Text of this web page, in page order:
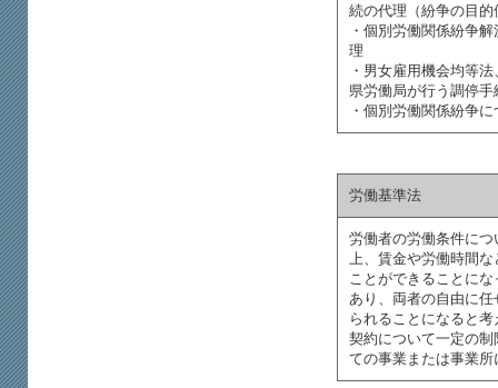
続の代理（紛争の目
・個別労働関係紛争
理
・男女雇用機会均等
県労働局が行う調停手
・個別労働関係紛争
労働基準法
労働者の労働条件に
上、賃金や労働時間
ことができることに
あり、両者の自由に
られることになると
契約について一定の
ての事業または事業